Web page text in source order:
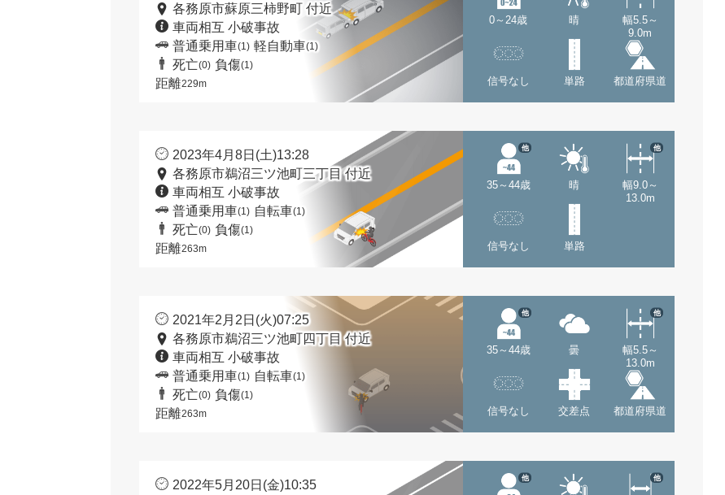
各務原市蘇原三柿野町 付近
車両相互 小破事故
普通乗用車(1) 軽自動車(1)
死亡(0) 負傷(1)
距離229m
0～24歳 晴
幅5.5～
9.0m
信号なし 単路 都道府県道
2023年4月8日(土)13:28
各務原市鵜沼三ツ池町三丁目 付近
車両相互 小破事故
普通乗用車(1) 自転車(1)
死亡(0) 負傷(1)
距離263m
35～44歳
他
晴
幅9.0～
13.0m
他
信号なし 単路
2021年2月2日(火)07:25
各務原市鵜沼三ツ池町四丁目 付近
車両相互 小破事故
普通乗用車(1) 自転車(1)
死亡(0) 負傷(1)
距離263m
35～44歳
他
曇
幅5.5～
13.0m
他
信号なし 交差点 都道府県道
2022年5月20日(金)10:35
他 他